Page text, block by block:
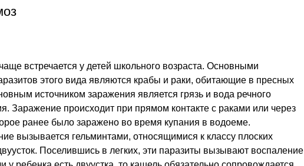
встречается у детей школьного возраста. Основными
этого вида являются крабы и раки, обитающие в пресных
источником заражения является грязь и вода речного
Заражение происходит при прямом контакте с раками или через
ранее было заражено во время купания в водоеме.
вызывается гельминтами, относящимися к классу плоских
Поселившись в легких, эти паразиты вызывают воспаление